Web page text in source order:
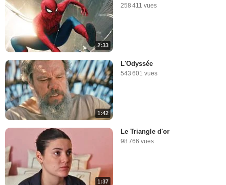
2:33
258 411 vues
1:42
L'Odyssée
543 601 vues
1:37
Le Triangle d'or
98 766 vues